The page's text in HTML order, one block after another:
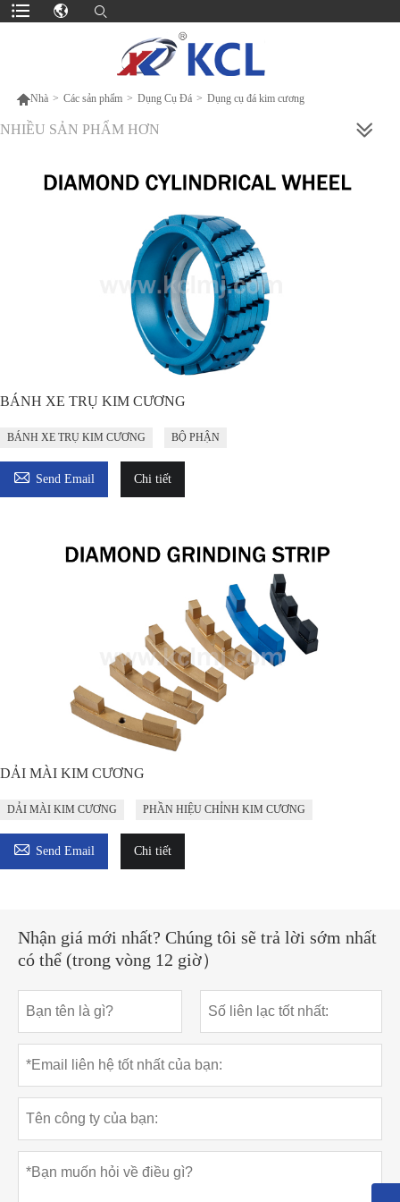
Nhà > Các sản phẩm > Dụng Cụ Đá > Dụng cụ đá kim cương
NHIỀU SẢN PHẨM HƠN
BÁNH XE TRỤ KIM CƯƠNG
BÁNH XE TRỤ KIM CƯƠNG BỘ PHẬN
 Send Email Chi tiết
DẢI MÀI KIM CƯƠNG
DẢI MÀI KIM CƯƠNG PHẦN HIỆU CHỈNH KIM CƯƠNG
 Send Email Chi tiết
Nhận giá mới nhất? Chúng tôi sẽ trả lời sớm nhất
có thể (trong vòng 12 giờ）